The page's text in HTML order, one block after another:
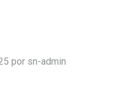
por sn-admin